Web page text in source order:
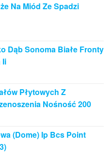
Na Miód Ze Spadzi
Dąb Sonoma Białe Fronty
Ii
Płytowych Z
Nośność 200
(Dome) Ip Bcs Point